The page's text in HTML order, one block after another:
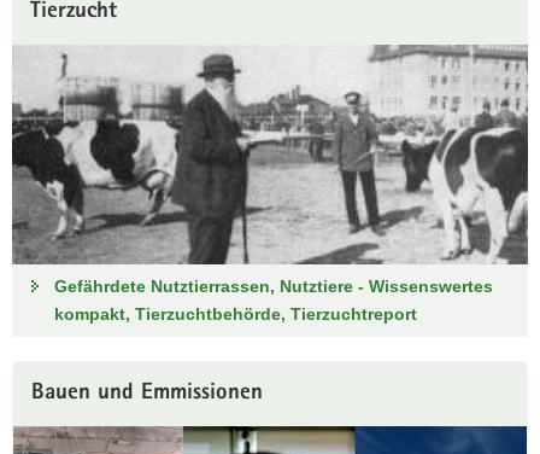
Tierzucht
Gefährdete Nutztierrassen, Nutztiere - Wissenswertes
kompakt, Tierzuchtbehörde, Tierzuchtreport
Bauen und Emmissionen